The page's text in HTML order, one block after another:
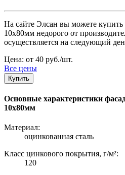
На сайте Элсан вы можете
10х80мм недорого от
осуществляется на следующий
Цена: от 40 руб./шт.
Все цены
Купить
Основные характеристики
10х80мм
Материал:
оцинкованная сталь
Класс цинкового покрытия, г/м²:
120